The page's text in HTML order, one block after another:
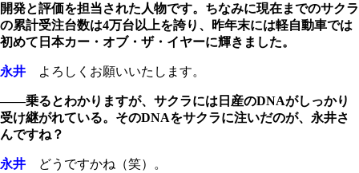
開発と評価を担当された人物です。ちなみに現在までのサクラ
の累計受注台数は4万台以上を誇り、昨年末には軽自動車では
初めて日本カー・オブ・ザ・イヤーに輝きました。
永井 よろしくお願いいたします。
――乗るとわかりますが、サクラには日産のDNAがしっかり
受け継がれている。そのDNAをサクラに注いだのが、永井さ
んですね？
永井 どうですかね（笑）。